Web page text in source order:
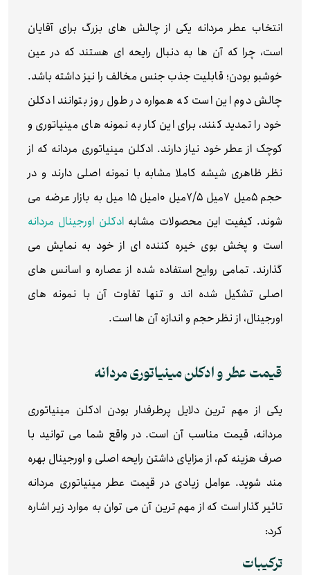
انتخاب عطر مردانه یکی از چالش های بزرگ برای آقایان
است، چرا که آن ها به دنبال رایحه ای هستند که در عین
خوشبو بودن؛ قابلیت جذب جنس مخالف را نیز داشته باشد.
چالش دوم این است که همواره در طول روز بتوانند ادکلن
خود را تمدید کنند، برای این کار به نمونه های مینیاتوری و
کوچک از عطر خود نیاز دارند. ادکلن مینیاتوری مردانه که از
نظر ظاهری شیشه کاملا مشابه با نمونه اصلی دارند و در
حجم ۵میل ۷میل ۷/۵میل ۱۰میل ۱۵ میل به بازار عرضه می
شوند. کیفیت این محصولات مشابهادکلن اورجینال مردانه
است و پخش بوی خیره کننده ای از خود به نمایش می
گذارند. تمامی روایح استفاده شده از عصاره و اسانس های
اصلی تشکیل شده اند و تنها تفاوت آن با نمونه های
اورجینال، از نظر حجم و اندازه آن ها است.
قیمت عطر و ادکلن مینیاتوری مردانه
یکی از مهم ترین دلایل پرطرفدار بودن ادکلن مینیاتوری
مردانه، قیمت مناسب آن است. در واقع شما می توانید با
صرف هزینه کم، از مزایای داشتن رایحه اصلی و اورجینال بهره
مند شوید. عوامل زیادی در قیمت عطر مینیاتوری مردانه
تاثیر گذار است که از مهم ترین آن می توان به موارد زیر اشاره
کرد:
ترکیبات